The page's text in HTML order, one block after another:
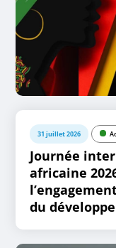
31 juillet 2026
Journée
africaine
du